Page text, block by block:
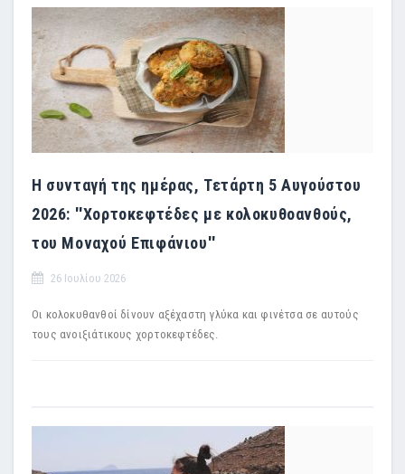
Η συνταγή της ημέρας, Τετάρτη 5 Αυγούστου
2026: ''Χορτοκεφτέδες με κολοκυθοανθούς,
του Μοναχού Επιφάνιου''
26 Ιουλίου 2026
Οι κολοκυθανθοί δίνουν αξέχαστη γλύκα και φινέτσα σε αυτούς
τους ανοιξιάτικους χορτοκεφτέδες.